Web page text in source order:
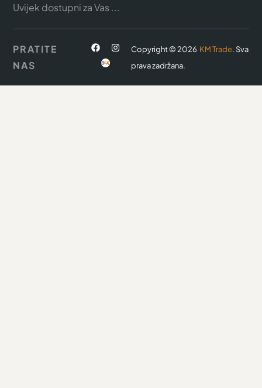
Uvijek dostupni za Vas ...
Copyright © 2026 KM Trade. Sva
prava zadržana.
PRATITE
NAS